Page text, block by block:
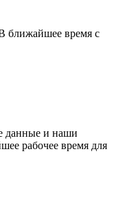
ближайшее время с
данные и наши
рабочее время для